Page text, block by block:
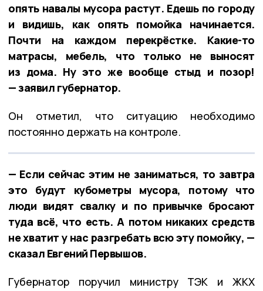
опять навалы мусора растут. Едешь по городу
и видишь, как опять помойка начинается.
Почти на каждом перекрёстке. Какие-то
матрасы, мебель, что только не выносят
из дома. Ну это же вообще стыд и позор!
— заявил губернатор.
Он отметил, что ситуацию необходимо
постоянно держать на контроле.
— Если сейчас этим не заниматься, то завтра
это будут кубометры мусора, потому что
люди видят свалку и по привычке бросают
туда всё, что есть. А потом никаких средств
не хватит у нас разгребать всю эту помойку, —
сказал Евгений Первышов.
Губернатор поручил министру ТЭК и ЖКХ